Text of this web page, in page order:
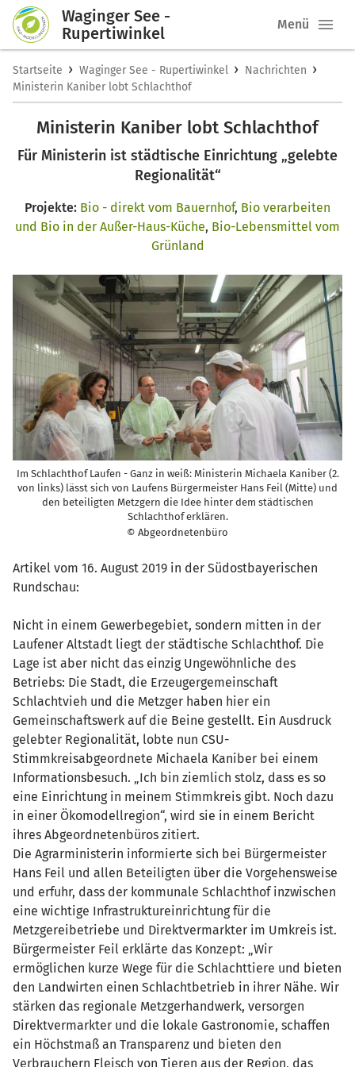
Waginger See -
Rupertiwinkel
Menü
Startseite › Waginger See - Rupertiwinkel › Nachrichten ›
Ministerin Kaniber lobt Schlachthof
Ministerin Kaniber lobt Schlachthof
Für Ministerin ist städtische Einrichtung „gelebte
Regionalität“
Projekte: Bio - direkt vom Bauernhof, Bio verarbeiten
und Bio in der Außer-Haus-Küche, Bio-Lebensmittel vom
Grünland
Im Schlachthof Laufen - Ganz in weiß: Ministerin Michaela Kaniber (2.
von links) lässt sich von Laufens Bürgermeister Hans Feil (Mitte) und
den beteiligten Metzgern die Idee hinter dem städtischen
Schlachthof erklären.
© Abgeordnetenbüro
Artikel vom 16. August 2019 in der Südostbayerischen
Rundschau:
Nicht in einem Gewerbegebiet, sondern mitten in der
Laufener Altstadt liegt der städtische Schlachthof. Die
Lage ist aber nicht das einzig Ungewöhnliche des
Betriebs: Die Stadt, die Erzeugergemeinschaft
Schlachtvieh und die Metzger haben hier ein
Gemeinschaftswerk auf die Beine gestellt. Ein Ausdruck
gelebter Regionalität, lobte nun CSU-
Stimmkreisabgeordnete Michaela Kaniber bei einem
Informationsbesuch. „Ich bin ziemlich stolz, dass es so
eine Einrichtung in meinem Stimmkreis gibt. Noch dazu
in einer Ökomodellregion“, wird sie in einem Bericht
ihres Abgeordnetenbüros zitiert.
Die Agrarministerin informierte sich bei Bürgermeister
Hans Feil und allen Beteiligten über die Vorgehensweise
und erfuhr, dass der kommunale Schlachthof inzwischen
eine wichtige Infrastruktureinrichtung für die
Metzgereibetriebe und Direktvermarkter im Umkreis ist.
Bürgermeister Feil erklärte das Konzept: „Wir
ermöglichen kurze Wege für die Schlachttiere und bieten
den Landwirten einen Schlachtbetrieb in ihrer Nähe. Wir
stärken das regionale Metzgerhandwerk, versorgen
Direktvermarkter und die lokale Gastronomie, schaffen
ein Höchstmaß an Transparenz und bieten den
Verbrauchern Fleisch von Tieren aus der Region, das